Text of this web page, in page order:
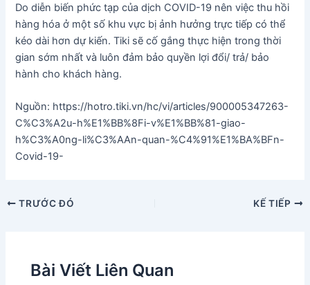
Do diễn biến phức tạp của dịch COVID-19 nên việc thu hồi
hàng hóa ở một số khu vực bị ảnh hưởng trực tiếp có thể
kéo dài hơn dự kiến. Tiki sẽ cố gắng thực hiện trong thời
gian sớm nhất và luôn đảm bảo quyền lợi đổi/ trả/ bảo
hành cho khách hàng.
Nguồn: https://hotro.tiki.vn/hc/vi/articles/900005347263-
C%C3%A2u-h%E1%BB%8Fi-v%E1%BB%81-giao-
h%C3%A0ng-li%C3%AAn-quan-%C4%91%E1%BA%BFn-
Covid-19-
ĐiềuTRƯỚC ĐÓ KẾ TIẾP
Bài Viết Liên Quan